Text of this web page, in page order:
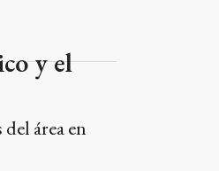
y el
área en